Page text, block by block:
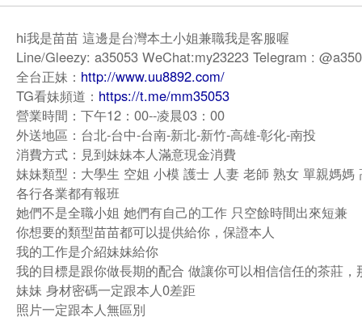
hi我是苗苗 這邊是台灣本土小姐兼職我是客服喔
Line/Gleezy: a35053 WeChat:my23223 Telegram :
全台正妹： http://www.uu8892.com/
TG看妹頻道： https://t.me/mm35053
營業時間：下午12：00--凌晨03：00
外送地區：台北-台中-台南-新北-新竹-高雄-彰化-南投
消費方式：見到妹妹本人滿意現金消費
妹妹類型：大學生 空姐 小模 護士 人妻 老師 熟女 單親媽媽
各行各業都有報班
她們不是全職小姐 她們有自己的工作 只空餘時間出來短兼
你想要的類型苗苗都可以提供給你，保證本人
我的工作是介紹妹妹給你
我的目標是跟你做長期的配合 做讓你可以相信信任的茶莊，
妹妹 身材密碼一定跟本人0差距
照片一定跟本人無區別